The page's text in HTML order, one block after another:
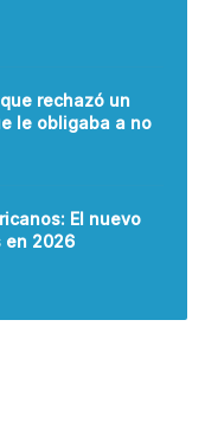
rechazó un
le obligaba a no
El nuevo
en 2026